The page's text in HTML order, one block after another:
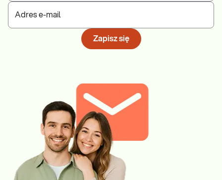
Adres e-mail
Zapisz się